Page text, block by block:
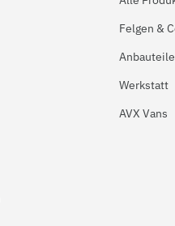
Felgen &
Anbauteile
Werkstatt
AVX Vans